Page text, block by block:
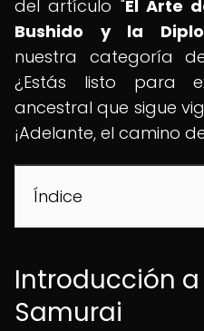
del artículo "El Arte
Bushido y la
nuestra categoría
¿Estás listo para
ancestral que sigue
¡Adelante, el camino
Índice
Introducción
Samurai